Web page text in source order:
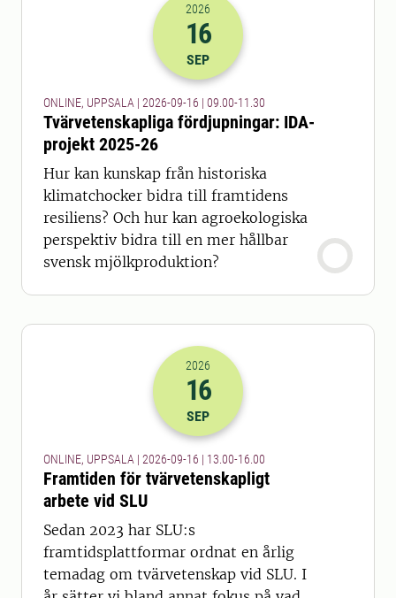
2026-16-09 07:00
2026
16
SEP
ONLINE, UPPSALA | 2026-09-16 | 09.00-11.30
Tvärvetenskapliga fördjupningar: IDA-
projekt 2025-26
Hur kan kunskap från historiska
klimatchocker bidra till framtidens
resiliens? Och hur kan agroekologiska
perspektiv bidra till en mer hållbar
svensk mjölkproduktion?
2026-16-09 11:00
2026
16
SEP
ONLINE, UPPSALA | 2026-09-16 | 13.00-16.00
Framtiden för tvärvetenskapligt
arbete vid SLU
Sedan 2023 har SLU:s
framtidsplattformar ordnat en årlig
temadag om tvärvetenskap vid SLU. I